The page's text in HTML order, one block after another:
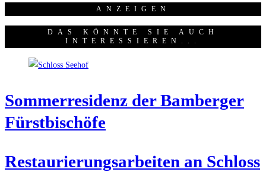
ANZEI­GEN
DAS KÖNNTE SIE AUCH
INTERESSIEREN...
Som­mer­re­si­denz der Bam­ber­ger
Fürstbischöfe
Restau­rie­rungs­ar­bei­ten an Schloss